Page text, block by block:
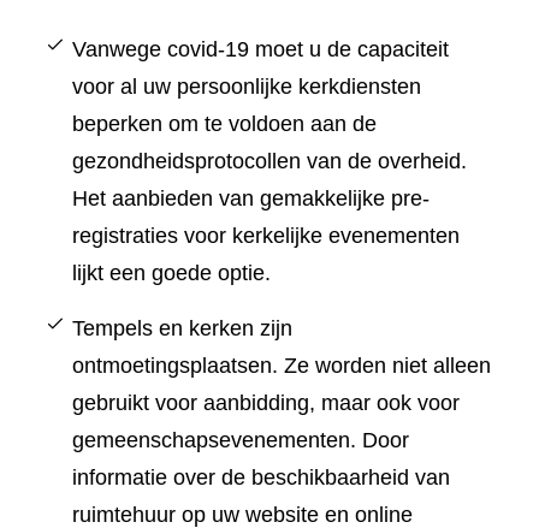
Vanwege covid-19 moet u de capaciteit
voor al uw persoonlijke kerkdiensten
beperken om te voldoen aan de
gezondheidsprotocollen van de overheid.
Het aanbieden van gemakkelijke pre-
registraties voor kerkelijke evenementen
lijkt een goede optie.
Tempels en kerken zijn
ontmoetingsplaatsen. Ze worden niet alleen
gebruikt voor aanbidding, maar ook voor
gemeenschapsevenementen. Door
informatie over de beschikbaarheid van
ruimtehuur op uw website en online